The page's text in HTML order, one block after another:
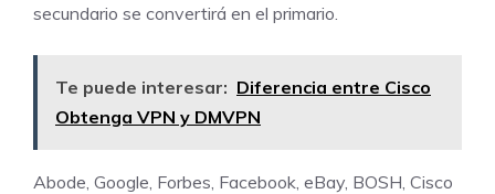
secundario se convertirá en el primario.
Te puede interesar: Diferencia entre Cisco
Obtenga VPN y DMVPN
Abode, Google, Forbes, Facebook, eBay, BOSH, Cisco